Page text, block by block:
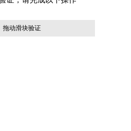
拖动滑块验证